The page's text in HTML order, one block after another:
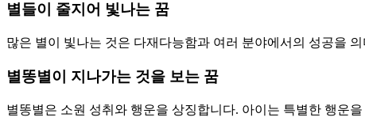
별들이 줄지어 빛나는 꿈
많은 별이 빛나는 것은 다재다능함과 여러 분야에서의 성공을
별똥별이 지나가는 것을 보는 꿈
별똥별은 소원 성취와 행운을 상징합니다. 아이는 특별한 행운